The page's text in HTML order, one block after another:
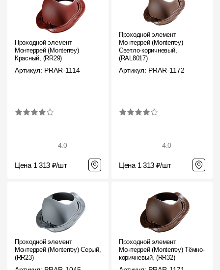
Фасадные панели
Фасадная плитка
Комплектующие для фасадов
Пленки и мембраны
Комплектующие к кровле
Водостоки
Пластиковые водосточные системы
Металлические водосточные системы
Водосборник
Проходной элемент
Монтеррей (Monterrey)
Красный, (RR29)
Артикул: PRAR-1114
4.0
Цена 1 313 ₽/шт
Проходной элемент
Монтеррей (Monterrey)
Светло-коричневый,
(RAL8017)
Артикул: PRAR-1172
4.0
Цена 1 313 ₽/шт
Проходной элемент
Монтеррей (Monterrey) Серый,
(RR23)
Проходной элемент
Монтеррей (Monterrey) Тёмно-
коричневый, (RR32)